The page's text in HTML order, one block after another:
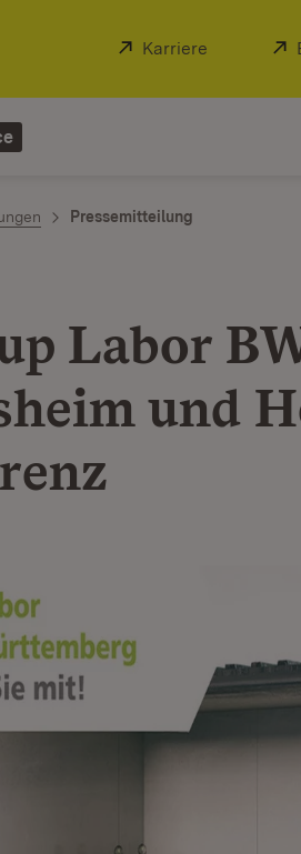
Extern:
Karriere (Öffnet in
Pressemitteilung
Labor
und